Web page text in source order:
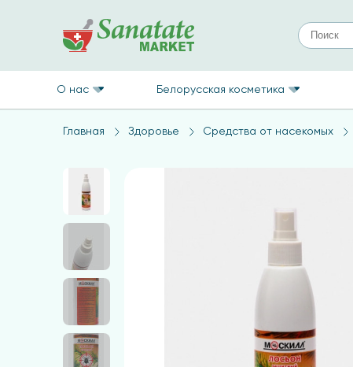
О нас Белорусская косметика
Главная Здоровье Средства от насекомых